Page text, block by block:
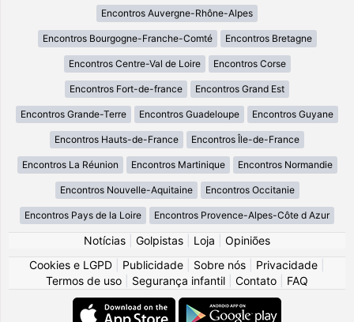
Encontros Auvergne-Rhône-Alpes
Encontros Bourgogne-Franche-Comté Encontros Bretagne
Encontros Centre-Val de Loire Encontros Corse
Encontros Fort-de-france Encontros Grand Est
Encontros Grande-Terre Encontros Guadeloupe Encontros Guyane
Encontros Hauts-de-France Encontros Île-de-France
Encontros La Réunion Encontros Martinique Encontros Normandie
Encontros Nouvelle-Aquitaine Encontros Occitanie
Encontros Pays de la Loire Encontros Provence-Alpes-Côte d Azur
Notícias Golpistas Loja
Opiniões
Cookies e LGPD
Publicidade Sobre nós Privacidade
Termos de uso
Segurança infantil Contato FAQ